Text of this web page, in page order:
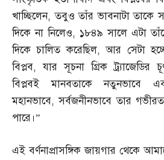
খাচ্ছিলেন,তবুও তাঁর ভাবনাটা তাকে
দিকে না নিলেও, ১৮৪৯ সালে এটা
দিকে চালিত করেছিল,আর সেটা
বিপ্লব,যার সূচনা গ্রিক ট্র্যাজেডির
বিপ্লবই মানবতাকে নতুনভাবে
মহানভাবে,সর্বজনীনভাবে তার
পারে।”
এই বর্ণনাপ্রাসঙ্গিক জায়গার থেকে